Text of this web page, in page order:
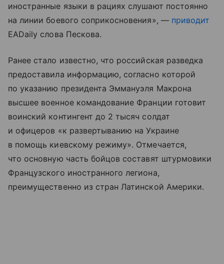
иностранные языки в рациях слушают постоянно
на линии боевого соприкосновения», — приводит
EADaily слова Пескова.
Ранее стало известно, что российская разведка
предоставила информацию, согласно которой
по указанию президента Эммануэля Макрона
высшее военное командование Франции готовит
воинский контингент до 2 тысяч солдат
и офицеров «к развертыванию на Украине
в помощь киевскому режиму». Отмечается,
что основную часть бойцов составят штурмовики
Французского иностранного легиона,
преимущественно из стран Латинской Америки.